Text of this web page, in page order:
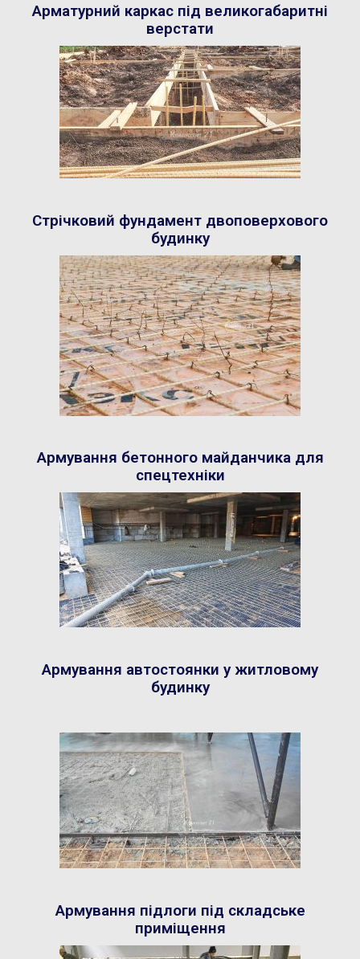
Арматурний каркас під великогабаритні
верстати
Стрічковий фундамент двоповерхового
будинку
Армування бетонного майданчика для
спецтехніки
Армування автостоянки у житловому
будинку
Армування підлоги під складське
приміщення